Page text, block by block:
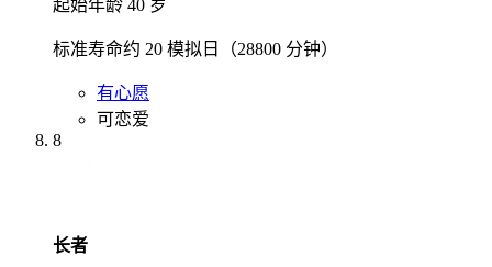
起始年龄 40 岁
标准寿命约 20 模拟日（28800 分钟）
有心愿
可恋爱
8
长者